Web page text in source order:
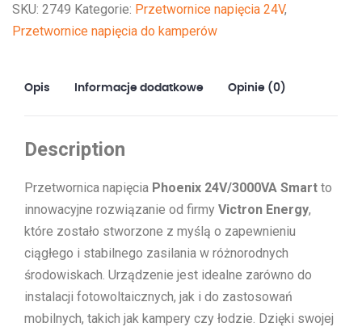
SKU: 2749 Kategorie: Przetwornice napięcia 24V,
Przetwornice napięcia do kamperów
Opis Informacje dodatkowe Opinie (0)
Description
Przetwornica napięcia Phoenix 24V/3000VA Smart to
innowacyjne rozwiązanie od firmy Victron Energy,
które zostało stworzone z myślą o zapewnieniu
ciągłego i stabilnego zasilania w różnorodnych
środowiskach. Urządzenie jest idealne zarówno do
instalacji fotowoltaicznych, jak i do zastosowań
mobilnych, takich jak kampery czy łodzie. Dzięki swojej